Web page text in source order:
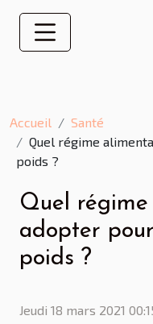
Accueil
Santé
Quel régime
poids ?
Quel
adopter
poids ?
Jeudi 18 mars 2021